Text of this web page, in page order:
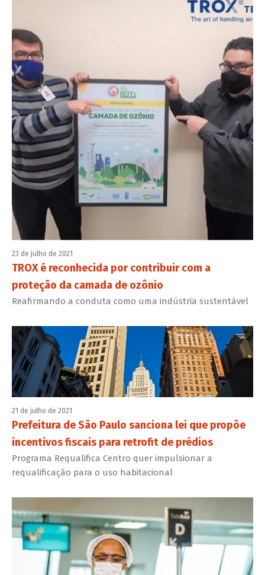
23 de julho de 2021
TROX é reconhecida por contribuir com a
proteção da camada de ozônio
Reafirmando a conduta como uma indústria sustentável
21 de julho de 2021
Prefeitura de São Paulo sanciona lei que propõe
incentivos fiscais para retrofit de prédios
Programa Requalifica Centro quer impulsionar a
requalificação para o uso habitacional